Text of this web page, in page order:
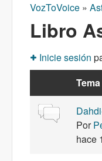
Usted
VozToVoice »
Libro
Inicie sesión
Tema
Discusión
Por
hace